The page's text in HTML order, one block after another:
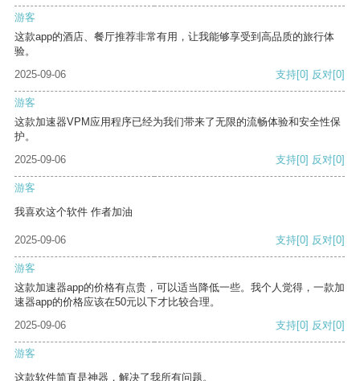
游客
这款app的酒店、餐厅推荐非常有用，让我能够享受到高品质的旅行体
验。
2025-09-06
支持[0] 反对[0]
游客
这款加速器VPM应用程序已经为我们带来了无限的流畅体验和安全性保
护。
2025-09-06
支持[0] 反对[0]
游客
我喜欢这个软件 作者加油
2025-09-06 支持[0] 反对[0]
游客
这款加速器app的价格有点贵，可以适当降低一些。我个人觉得，一款加
速器app的价格应该在50元以下才比较合理。
2025-09-06
支持[0] 反对[0]
游客
这款软件简直是神器，解决了我所有问题。